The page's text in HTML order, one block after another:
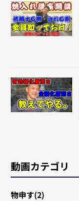
動画カテゴリ
物申す(2)